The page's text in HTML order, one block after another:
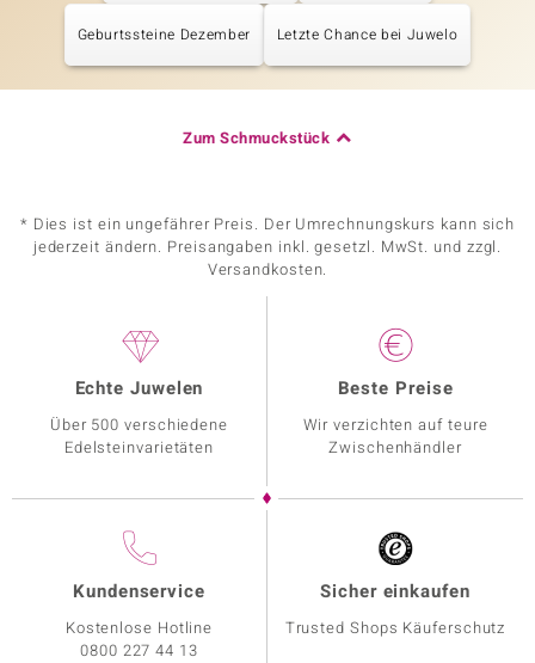
Geburtssteine Dezember Letzte Chance bei Juwelo
Zum Schmuckstück
* Dies ist ein ungefährer Preis. Der Umrechnungskurs kann sich
jederzeit ändern. Preisangaben inkl. gesetzl. MwSt. und zzgl.
Versandkosten.
Echte Juwelen
Über 500 verschiedene
Edelsteinvarietäten
Beste Preise
Wir verzichten auf teure
Zwischenhändler
Kundenservice
Kostenlose Hotline
0800 227 44 13
Sicher einkaufen
Trusted Shops Käuferschutz